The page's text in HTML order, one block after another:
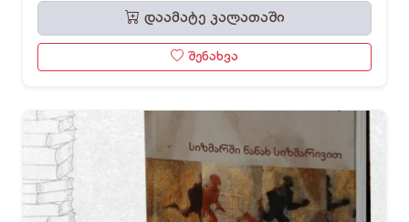
დაამატე კალათაში
შენახვა